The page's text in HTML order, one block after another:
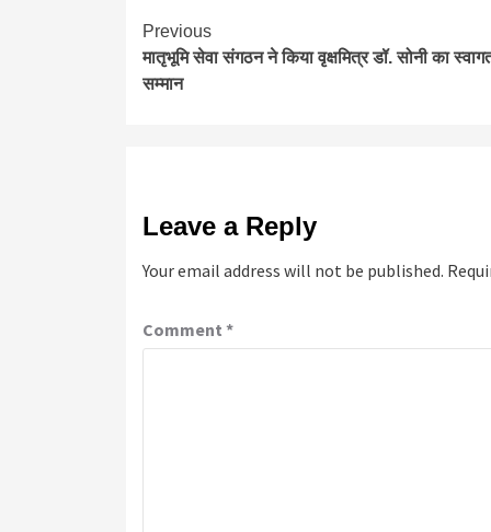
Continue
Reading
Previous
मातृभूमि सेवा संगठन ने किया वृक्षमित्र डॉ. सोनी का
सम्मान
Leave a Reply
Your email address will not be published.
Comment *